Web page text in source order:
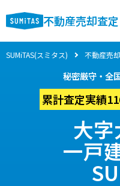
不動産売却査定
SUMiTAS(スミタス) 不動産売
秘密厳守・全
累計査定実績
大
一戸